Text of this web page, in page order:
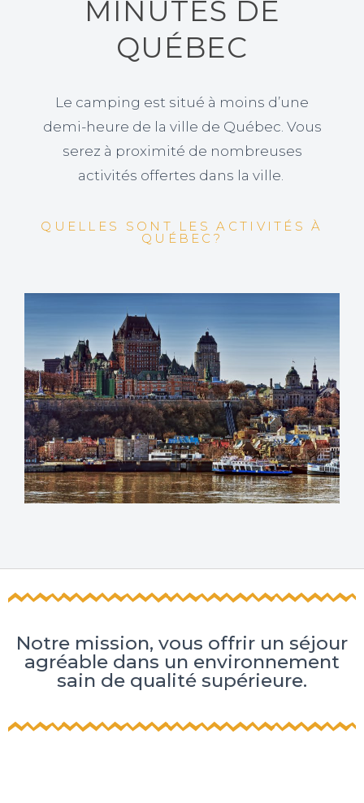
MINUTES DE
QUÉBEC
Le camping est situé à moins d’une
demi-heure de la ville de Québec. Vous
serez à proximité de nombreuses
activités offertes dans la ville.
QUELLES SONT LES ACTIVITÉS À
QUÉBEC?
Notre mission, vous offrir un séjour
agréable dans un environnement
sain de qualité supérieure.